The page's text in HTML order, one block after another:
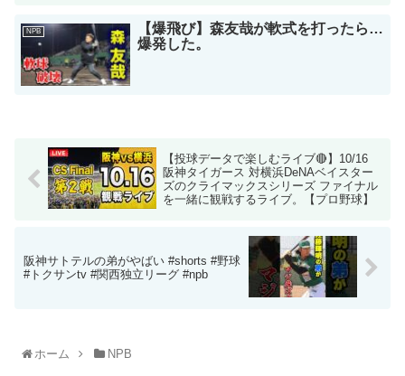
NPB
【爆飛び】森友哉が軟式を打ったら…
爆発した。
【投球データで楽しむライブ🔴】10/16
阪神タイガース 対横浜DeNAベイスター
ズのクライマックスシリーズ ファイナル
を一緒に観戦するライブ。【プロ野球】
阪神サトテルの弟がやばい #shorts #野球
#トクサンtv #関西独立リーグ #npb
ホーム NPB